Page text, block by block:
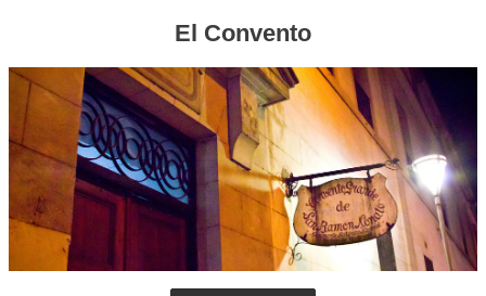
El Convento